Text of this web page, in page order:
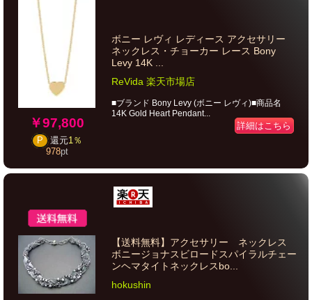
￥97,800
P 還元1％
978pt
ボニー レヴィ レディース アクセサリー
ネックレス・チョーカー レース Bony
Levy 14K ...
ReVida 楽天市場店
■ブランド Bony Levy (ボニー レヴィ)■商品名
14K Gold Heart Pendant...
詳細はこちら
【送料無料】アクセサリー ネックレス
ボニージョナスビロードスパイラルチェー
ンヘマタイトネックレスbo...
hokushin